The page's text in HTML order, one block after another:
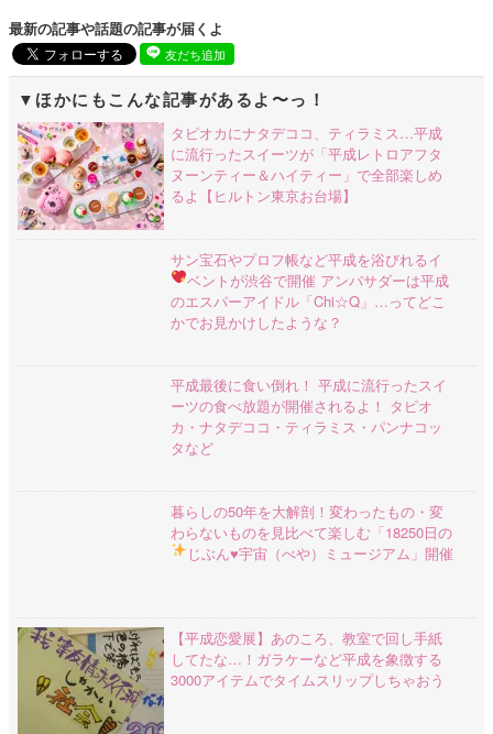
最新の記事や話題の記事が届くよ
友だち追加
ほかにもこんな記事があるよ〜っ！
タピオカにナタデココ、ティラミス…平成
に流行ったスイーツが「平成レトロアフタ
ヌーンティー＆ハイティー」で全部楽しめ
るよ【ヒルトン東京お台場】
サン宝石やプロフ帳など平成を浴びれるイ
ベントが渋谷で開催 アンバサダーは平成
のエスパーアイドル「Chi☆Q」…ってどこ
かでお見かけしたような？
平成最後に食い倒れ！ 平成に流行ったスイ
ーツの食べ放題が開催されるよ！ タピオ
カ・ナタデココ・ティラミス・パンナコッ
タなど
暮らしの50年を大解剖！変わったもの・変
わらないものを見比べて楽しむ「18250⽇の
じぶん♥宇宙（べや）ミュージアム」開催
【平成恋愛展】あのころ、教室で回し手紙
してたな…！ガラケーなど平成を象徴する
3000アイテムでタイムスリップしちゃおう